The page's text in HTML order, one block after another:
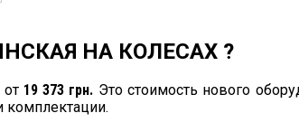
НА КОЛЕСАХ ?
от 19 373 грн. Это стоимость нового
комплектации.